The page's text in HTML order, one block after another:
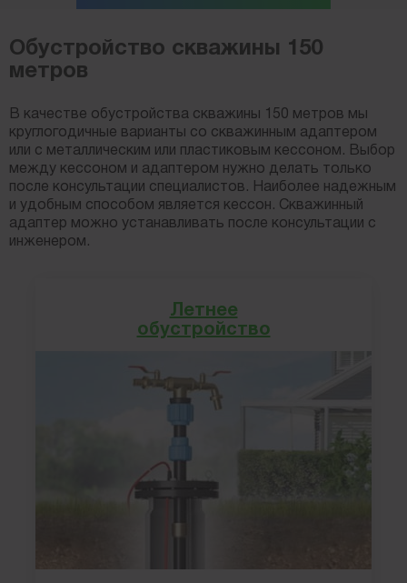
Обустройство скважины 150
метров
В качестве обустройства скважины 150 метров мы
круглогодичные варианты со скважинным адаптером
или с металлическим или пластиковым кессоном. Выбор
между кессоном и адаптером нужно делать только
после консультации специалистов. Наиболее надежным
и удобным способом является кессон. Скважинный
адаптер можно устанавливать после консультации с
инженером.
Летнее
обустройство